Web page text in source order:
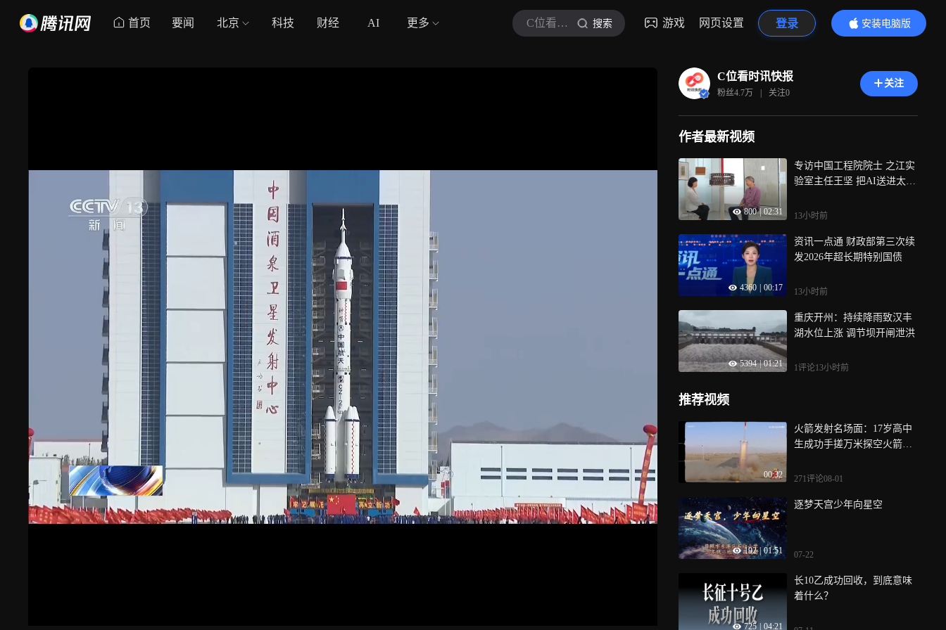
首页 要闻 北京 科技 财经 AI 更多 C位看时讯快报 搜索 游戏 网页设置 登录
安装电脑版
内容更精彩
C位看时讯快报
粉丝4.7万 | 关注0
关注
作者最新视频
800 02:31
专访中国工程院院士 之江实
验室主任王坚 把AI送进太空
13小时前
4360 00:17
资讯一点通 财政部第三次续
发2026年超长期特别国债
13小时前
5394 | 01:21
重庆开州：持续降雨致汉丰
湖水位上涨 调节坝开闸泄洪
1评论13小时前
推荐视频
00:32
火箭发射名场面：17岁高中
生成功手搓万米探空火箭，
常
271评论08-01
192 01:51
逐梦天宫少年向星空
07-22
725 04:21
长10乙成功回收，到底意味
着什么？